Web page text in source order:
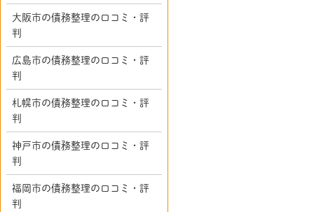
大阪市の債務整理の口コミ・評
判
広島市の債務整理の口コミ・評
判
札幌市の債務整理の口コミ・評
判
神戸市の債務整理の口コミ・評
判
福岡市の債務整理の口コミ・評
判